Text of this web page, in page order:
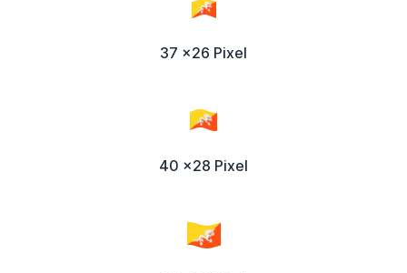
37 x26 Pixel
40 x28 Pixel